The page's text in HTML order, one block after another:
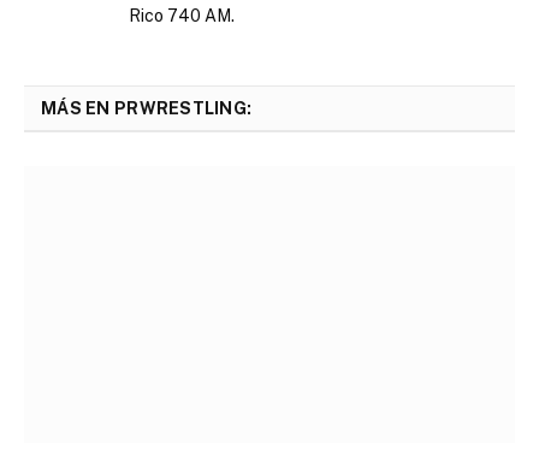
Rico 740 AM.
MÁS EN PRWRESTLING: